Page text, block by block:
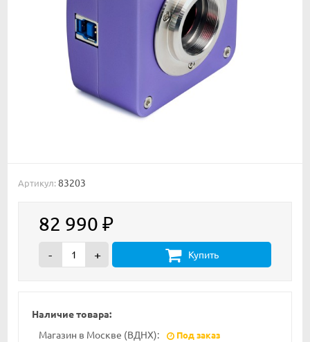
Артикул: 83203
82 990 ₽
- + Купить
Наличие товара:
Магазин в Москве (ВДНХ):
Под заказ